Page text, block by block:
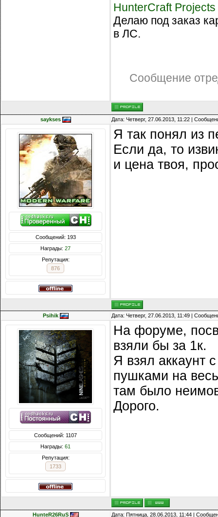
HunterCraft
Делаю под заказ
в ЛС.
Сообщение
saykses Дата: Четверг, 27.06.2013, 11:22 |
Сообщений: 193
Награды: 27
Репутация:
876
Я так понял из
Если да, то
и цена твоя,
Psihik Дата: Четверг, 27.06.2013, 11:49 |
Сообщений: 1107
Награды: 61
Репутация:
1733
На форуме,
взяли бы за 1к.
Я взял аккаунт
пушками на
там было
Дорого.
HunteR26RuS Дата: Пятница, 28.06.2013, 11:44 |